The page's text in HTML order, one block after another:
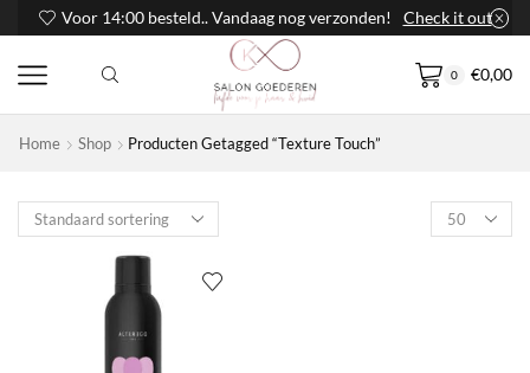
Voor 14:00 besteld.. Vandaag nog verzonden! Check it out
0 €0,00
Home Shop Producten Getagged “Texture Touch”
Products
per